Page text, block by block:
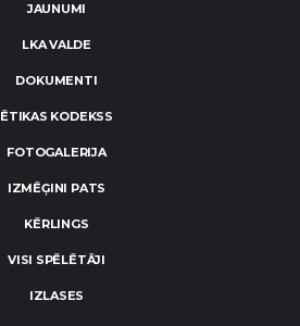
JAUNUMI
LKA VALDE
DOKUMENTI
ĒTIKAS KODEKSS
FOTOGALERIJA
IZMĒĢINI PATS
KĒRLINGS
VISI SPĒLĒTĀJI
IZLASES